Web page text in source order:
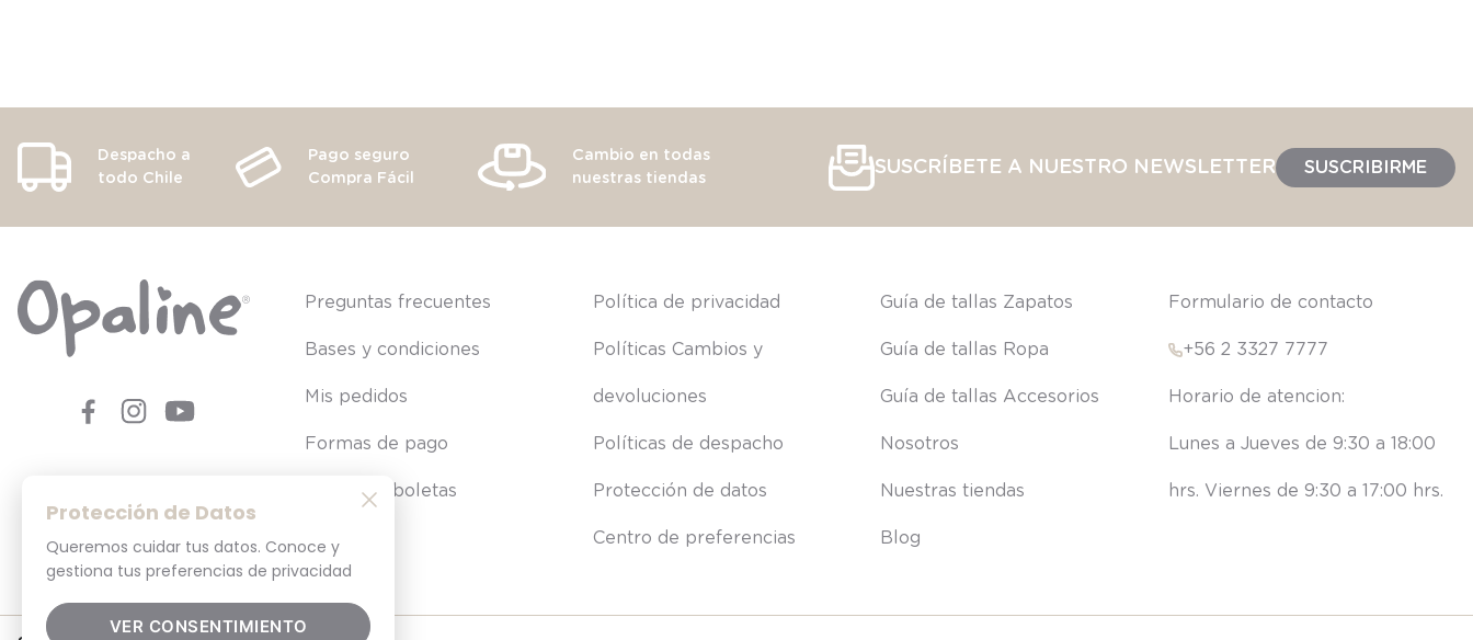
Protección de Datos
Queremos cuidar tus datos. Conoce y
gestiona tus preferencias de privacidad
VER CONSENTIMIENTO
Despacho a
todo Chile
Pago seguro
Compra Fácil
Cambio en todas
nuestras tiendas
SUSCRÍBETE A NUESTRO NEWSLETTER SUSCRIBIRME
Preguntas frecuentes
Bases y condiciones
Mis pedidos
Formas de pago
Consultar boletas
Política de privacidad
Políticas Cambios y
devoluciones
Políticas de despacho
Protección de datos
Centro de preferencias
Guía de tallas Zapatos
Guía de tallas Ropa
Guía de tallas Accesorios
Nosotros
Nuestras tiendas
Blog
Formulario de contacto
+56 2 3327 7777
Lunes a Jueves de 9:30 a 18:00
hrs. Viernes de 9:30 a 17:00 hrs.